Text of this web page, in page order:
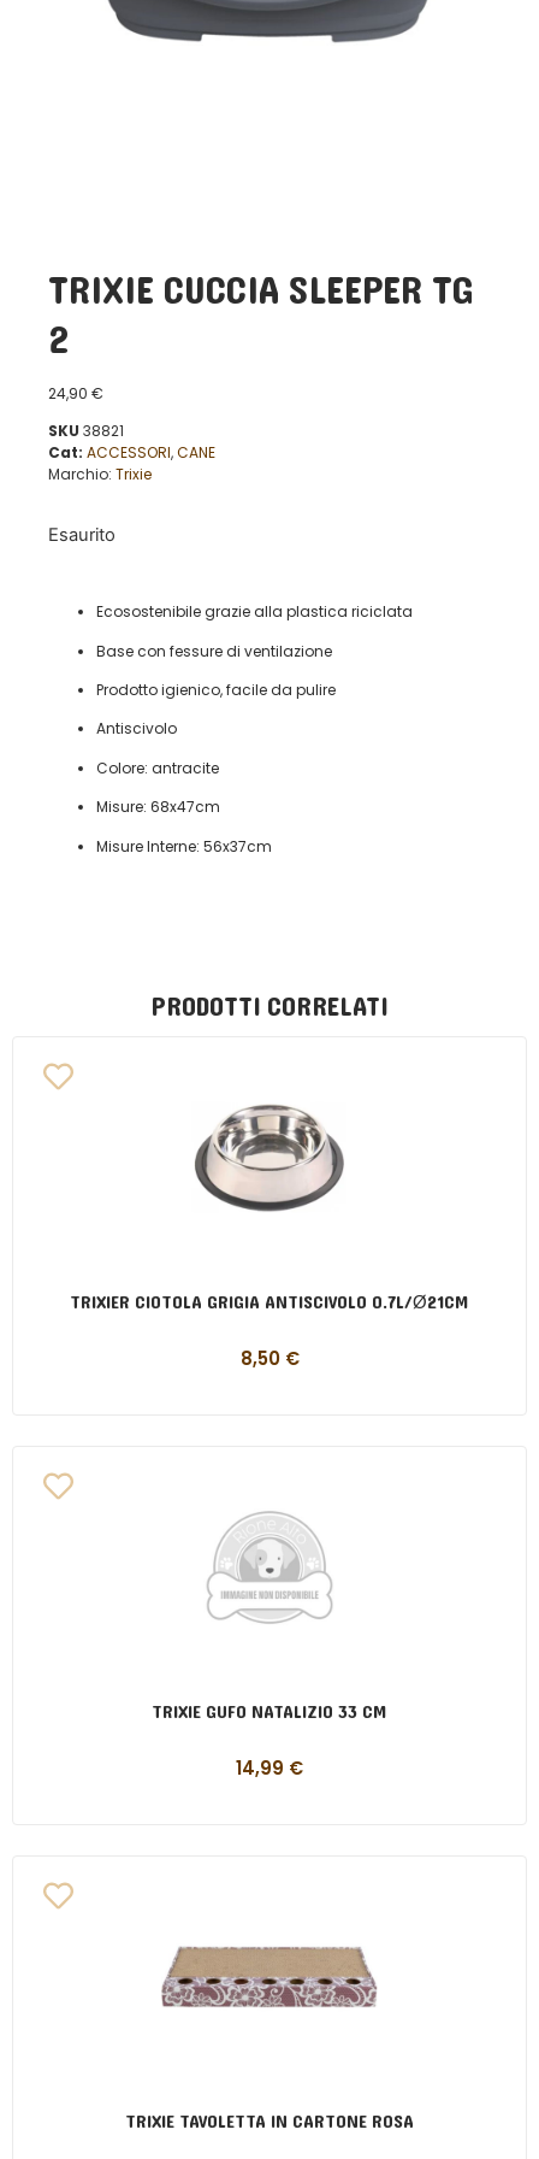
TRIXIE CUCCIA SLEEPER TG
2
24,90 €
SKU 38821
Cat: ACCESSORI,CANE
Marchio: Trixie
Esaurito
Ecosostenibile grazie alla plastica riciclata
Base con fessure di ventilazione
Prodotto igienico, facile da pulire
Antiscivolo
Colore: antracite
Misure: 68x47cm
Misure Interne: 56x37cm
PRODOTTI CORRELATI
TRIXIER CIOTOLA GRIGIA ANTISCIVOLO 0.7L/Ø21CM
8,50 €
TRIXIE GUFO NATALIZIO 33 CM
14,99 €
TRIXIE TAVOLETTA IN CARTONE ROSA